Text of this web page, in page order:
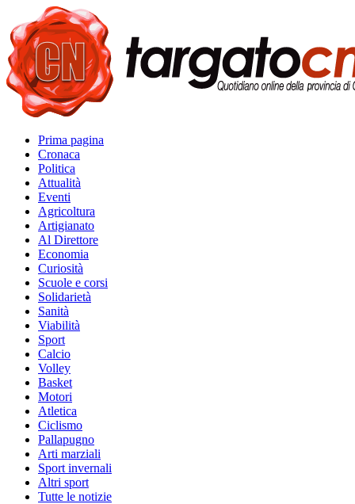
Prima pagina
Cronaca
Politica
Attualità
Eventi
Agricoltura
Artigianato
Al Direttore
Economia
Curiosità
Scuole e corsi
Solidarietà
Sanità
Viabilità
Sport
Calcio
Volley
Basket
Motori
Atletica
Ciclismo
Pallapugno
Arti marziali
Sport invernali
Altri sport
Tutte le notizie